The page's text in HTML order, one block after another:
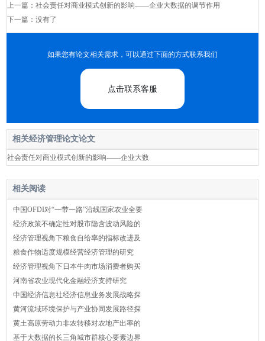
上一篇：社会责任对商业模式创新的影响——企业大数据的调节作用
下一篇：没有了
如果您有论文相关需求，可以通过下面的方式联系我们
点击联系客服
相关经济管理论文论文
社会责任对商业模式创新的影响——企业大数
相关阅读
中国OFDI对“一带一路”沿线国家农业全要
经济政策不确定性对股市隐含波动风险的
经济管理视角下粮食自给率的指标改进及
粮食作物适度规模经营经济管理的研究
经济管理视角下日本牛肉市场消费者购买
河南省农业现代化金融经济支持研究
中国经济信息社经济信息业务发展战略探
黄河流域环境保护与产业协同发展路径探
黄土高原劳动力非农转移对农地产出率的
基于大数据的长三角城市群核心要素边界